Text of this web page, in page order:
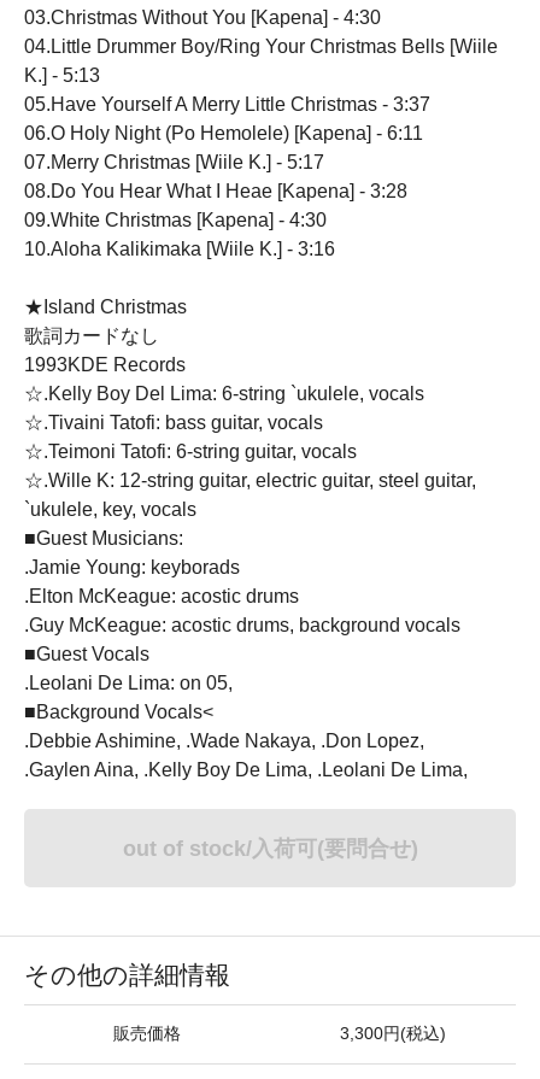
03.Christmas Without You [Kapena] - 4:30
04.Little Drummer Boy/Ring Your Christmas Bells [Wiile
K.] - 5:13
05.Have Yourself A Merry Little Christmas - 3:37
06.O Holy Night (Po Hemolele) [Kapena] - 6:11
07.Merry Christmas [Wiile K.] - 5:17
08.Do You Hear What I Heae [Kapena] - 3:28
09.White Christmas [Kapena] - 4:30
10.Aloha Kalikimaka [Wiile K.] - 3:16
★Island Christmas
歌詞カードなし
1993KDE Records
☆.Kelly Boy Del Lima: 6-string `ukulele, vocals
☆.Tivaini Tatofi: bass guitar, vocals
☆.Teimoni Tatofi: 6-string guitar, vocals
☆.Wille K: 12-string guitar, electric guitar, steel guitar,
`ukulele, key, vocals
■Guest Musicians:
.Jamie Young: keyborads
.Elton McKeague: acostic drums
.Guy McKeague: acostic drums, background vocals
■Guest Vocals
.Leolani De Lima: on 05,
■Background Vocals<
.Debbie Ashimine, .Wade Nakaya, .Don Lopez,
.Gaylen Aina, .Kelly Boy De Lima, .Leolani De Lima,
out of stock/入荷可(要問合せ)
その他の詳細情報
販売価格 3,300円(税込)